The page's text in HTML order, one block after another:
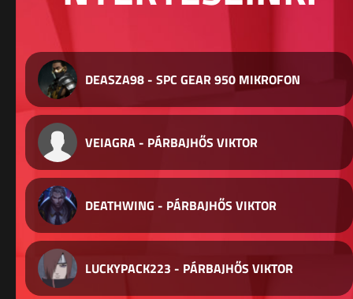
DEASZA98 - SPC GEAR 950 MIKROFON
VEIAGRA - PÁRBAJHŐS VIKTOR
DEATHWING - PÁRBAJHŐS VIKTOR
LUCKYPACK223 - PÁRBAJHŐS VIKTOR